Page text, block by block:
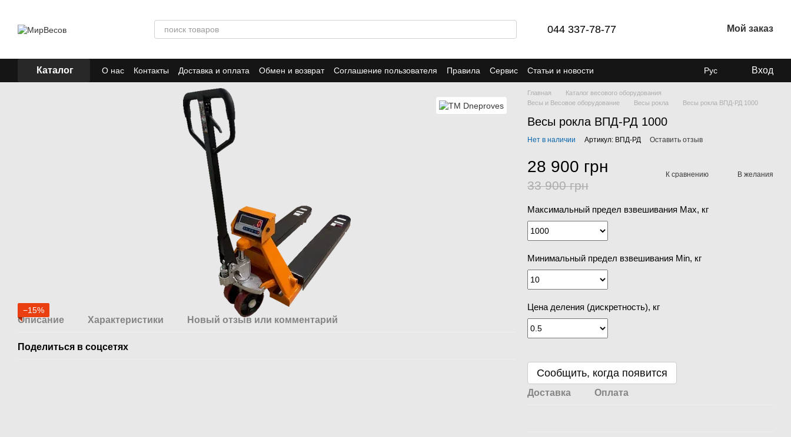
044 337-78-77 Мой заказ
Каталог О нас Контакты Доставка и оплата Обмен и возврат Соглашение пользователя Правила Сервис
Статьи и новости
Отзывы
Акции
Рус Вход
−15%
Описание Характеристики Новый отзыв или комментарий
Поделиться в соцсетях
Главная
Каталог весового оборудования
Весы и Весовое оборудование
Весы рокла Весы рокла ВПД-РД 1000
Весы рокла ВПД-РД 1000
Нет в наличии Артикул: ВПД-РД Оставить отзыв
28 900 грн
33 900 грн
К сравнению В желания
Максимальный предел взвешивания Мах, кг
Минимальный предел взвешивания Min, кг
Цена деления (дискретность), кг
Сообщить, когда появится
Доставка Оплата